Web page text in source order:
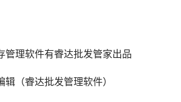
管理软件有睿达批发管家出品
（睿达批发管理软件）